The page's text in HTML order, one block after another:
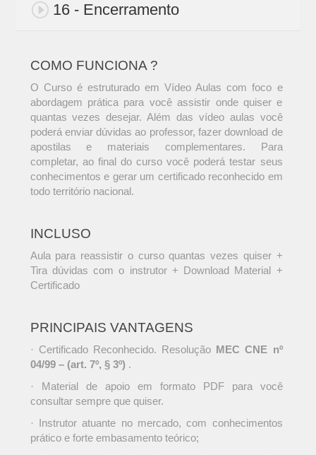
16 - Encerramento
COMO FUNCIONA ?
O Curso é estruturado em Vídeo Aulas com foco e
abordagem prática para você assistir onde quiser e
quantas vezes desejar. Além das vídeo aulas você
poderá enviar dúvidas ao professor, fazer download de
apostilas e materiais complementares. Para
completar, ao final do curso você poderá testar seus
conhecimentos e gerar um certificado reconhecido em
todo território nacional.
INCLUSO
Aula para reassistir o curso quantas vezes quiser +
Tira dúvidas com o instrutor + Download Material +
Certificado
PRINCIPAIS VANTAGENS
· Certificado Reconhecido. Resolução MEC CNE nº
04/99 – (art. 7º, § 3º) .
· Material de apoio em formato PDF para você
consultar sempre que quiser.
· Instrutor atuante no mercado, com conhecimentos
prático e forte embasamento teórico;